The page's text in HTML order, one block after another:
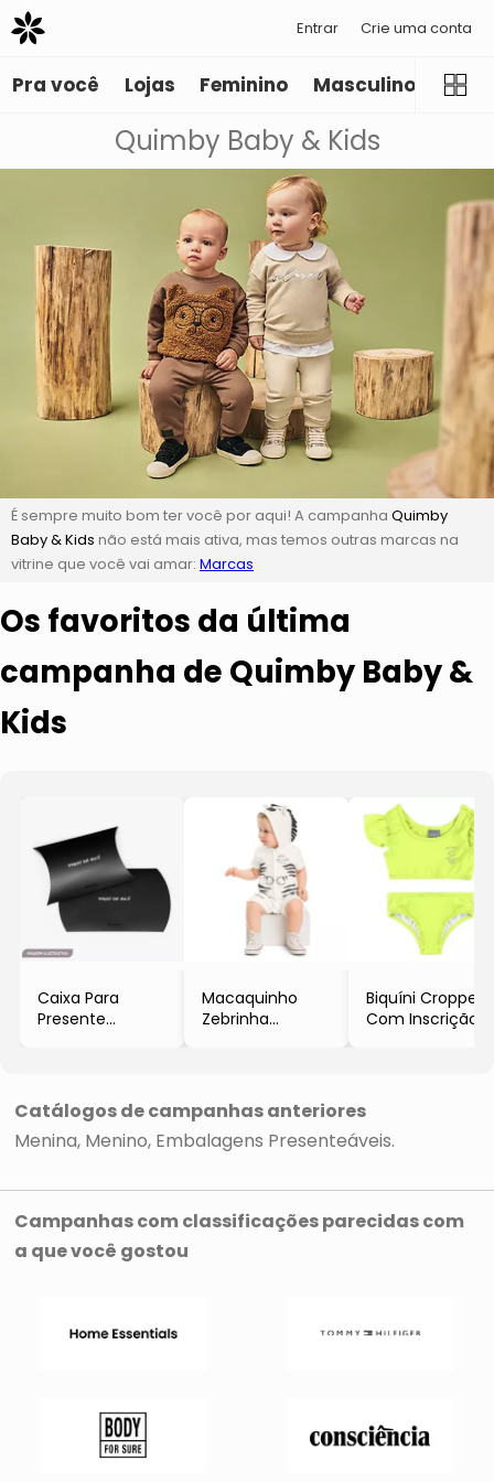
Entrar Crie uma conta
Pra você Lojas Feminino Masculino
Quimby Baby & Kids
É sempre muito bom ter você por aqui! A campanha Quimby
Baby & Kids não está mais ativa, mas temos outras marcas na
vitrine que você vai amar: Marcas
Os favoritos da última
campanha de Quimby Baby &
Kids
Caixa Para
Presente
- 8x30x20cm
Macaquinho
Zebrinha
Biquíni Cropped
Com Inscrição
Catálogos de campanhas anteriores
Menina Menino Embalagens Presenteáveis
Campanhas com classificações parecidas com
a que você gostou